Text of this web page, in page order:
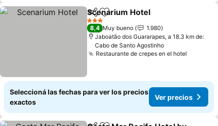
CompartirAñadir a favoritos
Scenarium Hotel
3 Estrellas
8,4 Muy bueno
1.980
Jaboatão dos Guararapes, a 18.3 km de:
Cabo de Santo Agostinho
Restaurante de crepes en el hotel
Seleccioná las fechas para ver los precios
exactos
Ver precios